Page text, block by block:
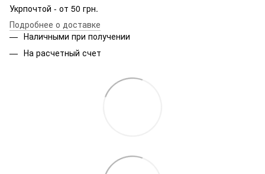
Укрпочтой - от 50 грн.
Подробнее о доставке
Наличными при получении
На расчетный счет